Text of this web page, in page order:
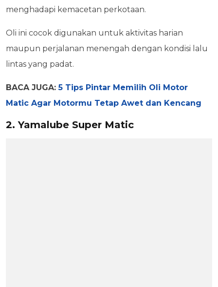
menghadapi kemacetan perkotaan.
Oli ini cocok digunakan untuk aktivitas harian
maupun perjalanan menengah dengan kondisi lalu
lintas yang padat.
BACA JUGA: 5 Tips Pintar Memilih Oli Motor
Matic Agar Motormu Tetap Awet dan Kencang
2. Yamalube Super Matic